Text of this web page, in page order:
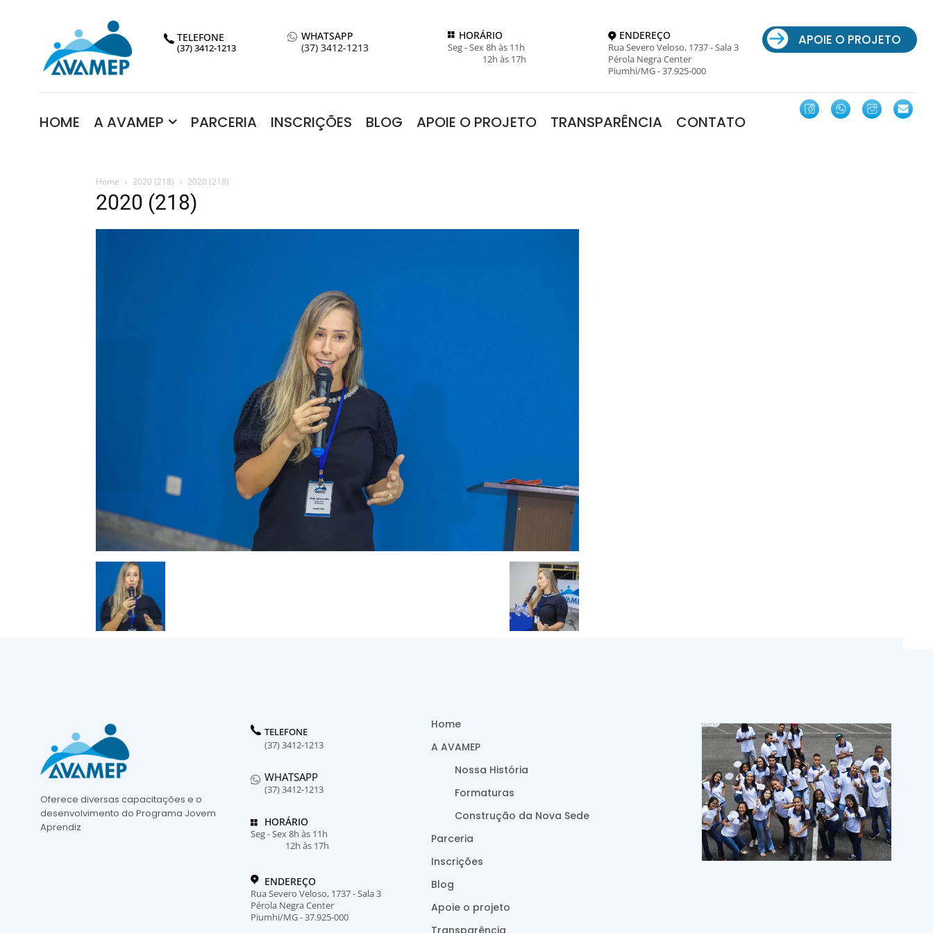
TELEFONE
WHATSAPP
(37) 3412-1213
(37) 3412-1213
HORÁRIO
Seg - Sex 8h às 11h
12h às 17h
ENDEREÇO
Rua Severo Veloso, 1737 - Sala 3
Pérola Negra Center
Piumhi/MG - 37.925-000
APOIE O PROJETO
HOME A AVAMEP PARCERIA INSCRIÇÕES BLOG APOIE O PROJETO TRANSPARÊNCIA CONTATO
Home 2020 (218) 2020 (218)
2020 (218)
Oferece diversas capacitações e o
desenvolvimento do Programa Jovem
Aprendiz
TELEFONE
(37) 3412-1213
WHATSAPP
(37) 3412-1213
HORÁRIO
Seg - Sex 8h às 11h
12h às 17h
ENDEREÇO
Rua Severo Veloso, 1737 - Sala 3
Pérola Negra Center
Piumhi/MG - 37.925-000
Home
A AVAMEP
Nossa História
Formaturas
Construção da Nova Sede
Parceria
Inscrições
Blog
Apoie o projeto